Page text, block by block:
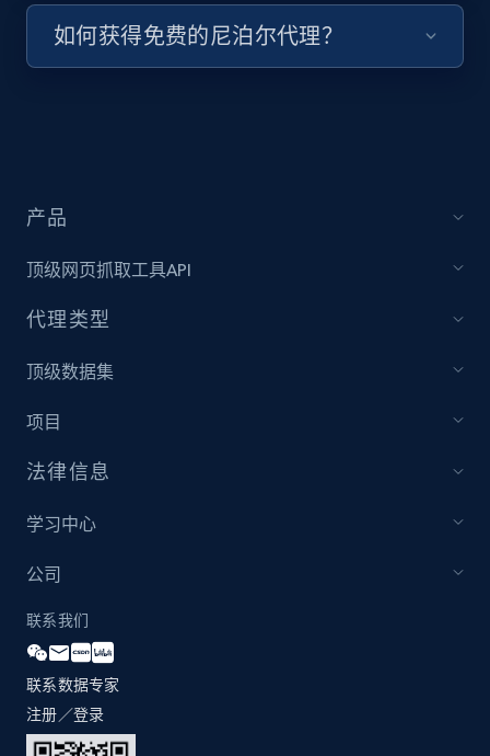
如何获得免费的尼泊尔代理？
产品
顶级网页抓取工具API
代理类型
顶级数据集
项目
法律信息
学习中心
公司
联系我们
联系数据专家
注册／登录